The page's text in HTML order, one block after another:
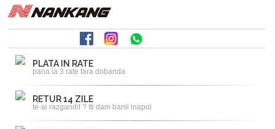
PLATA IN RATE
pana la 3 rate fara dobanda
RETUR 14 ZILE
te-ai razgandit ? Iti dam banii inapoi